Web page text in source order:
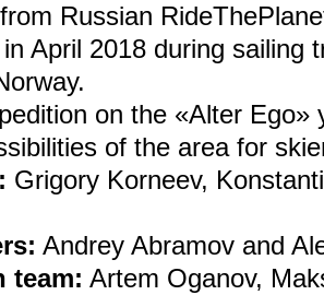
Russian
in April 2018 during sailing
on the «Alter Ego»
of the area for
Grigory Korneev,
Andrey Abramov and
team: Artem Oganov,